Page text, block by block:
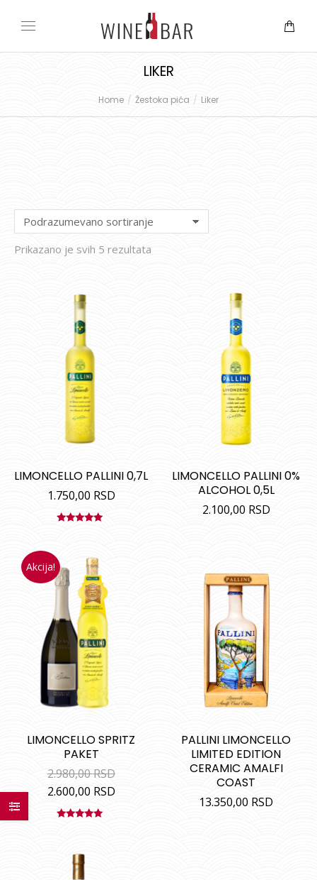
LIKER
Home Žestoka pića Liker
Prikazano je svih 5 rezultata
LIMONCELLO PALLINI 0,7L
1.750,00 RSD
LIMONCELLO PALLINI 0%
ALCOHOL 0,5L
2.100,00 RSD
Akcija!
LIMONCELLO SPRITZ
PAKET
2.980,00RSD
2.600,00 RSD
PALLINI LIMONCELLO
LIMITED EDITION
CERAMIC AMALFI
COAST
13.350,00 RSD